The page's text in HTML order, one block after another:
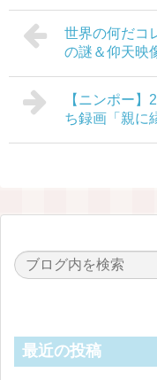
世界の何だコ
の謎＆仰天映
【ニンポー
ち録画「親に
最近の投稿